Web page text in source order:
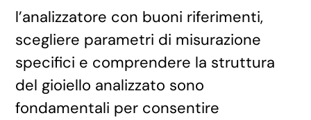
l’analizzatore con buoni riferimenti,
scegliere parametri di misurazione
specifici e comprendere la struttura
del gioiello analizzato sono
fondamentali per consentire